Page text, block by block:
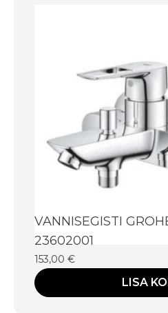
VANNISEGISTI
23602001
153,00 €
LISA